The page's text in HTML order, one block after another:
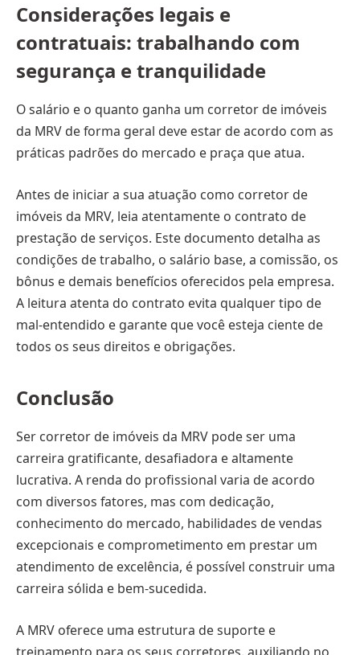
Considerações legais e
contratuais: trabalhando com
segurança e tranquilidade
O salário e o quanto ganha um corretor de imóveis
da MRV de forma geral deve estar de acordo com as
práticas padrões do mercado e praça que atua.
Antes de iniciar a sua atuação como corretor de
imóveis da MRV, leia atentamente o contrato de
prestação de serviços. Este documento detalha as
condições de trabalho, o salário base, a comissão, os
bônus e demais benefícios oferecidos pela empresa.
A leitura atenta do contrato evita qualquer tipo de
mal-entendido e garante que você esteja ciente de
todos os seus direitos e obrigações.
Conclusão
Ser corretor de imóveis da MRV pode ser uma
carreira gratificante, desafiadora e altamente
lucrativa. A renda do profissional varia de acordo
com diversos fatores, mas com dedicação,
conhecimento do mercado, habilidades de vendas
excepcionais e comprometimento em prestar um
atendimento de excelência, é possível construir uma
carreira sólida e bem-sucedida.
A MRV oferece uma estrutura de suporte e
treinamento para os seus corretores, auxiliando no